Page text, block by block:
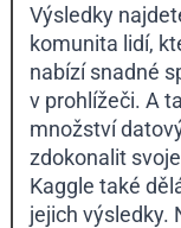
Výsledky
komunita lidí,
nabízí snadné
v prohlížeči. A
množství
zdokonalit svoje
Kaggle také
jejich výsledky.